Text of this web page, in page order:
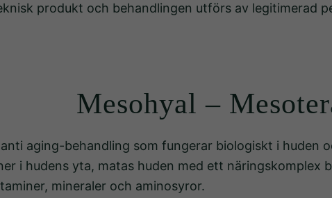
produkt och behandlingen utförs av legitimerad
Mesohyal –
aging-behandling som fungerar biologiskt i huden
i hudens yta, matas huden med ett näringskomplex
mineraler och aminosyror.